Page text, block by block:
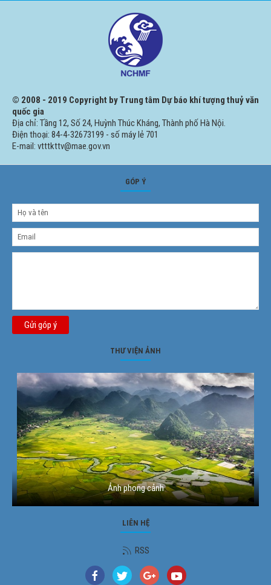
© 2008 - 2019 Copyright by Trung tâm Dự báo khí tượng thuỷ văn
quốc gia
Địa chỉ: Tầng 12, Số 24, Huỳnh Thúc Kháng, Thành phố Hà Nội.
Điện thoại: 84-4-32673199 - số máy lẻ 701
E-mail: vtttkttv@mae.gov.vn
GÓP Ý
Gửi góp ý
THƯ VIỆN ẢNH
Ảnh phong cảnh
LIÊN HỆ
RSS